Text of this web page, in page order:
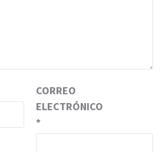
CORREO
ELECTRÓNICO
*